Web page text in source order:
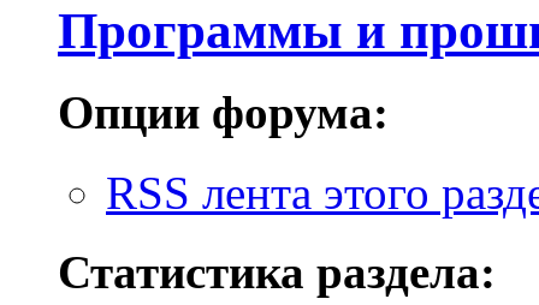
Программы и
Опции форума:
RSS лента этого
Статистика раздела: